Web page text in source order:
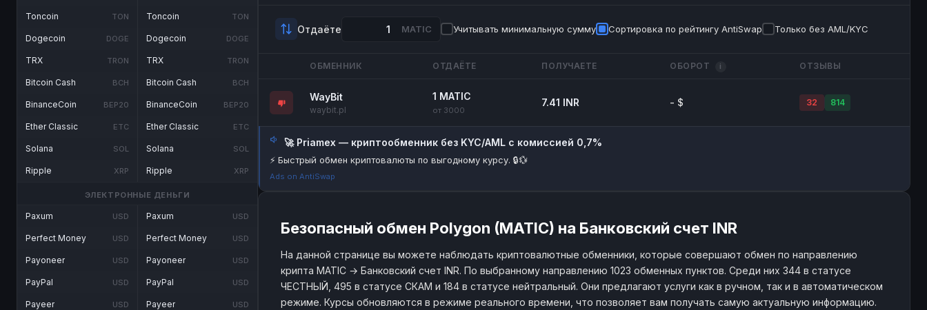
Toncoin TON
Dogecoin DOGE
TRX TRON
Bitcoin Cash BCH
BinanceCoin BEP20
Ether Classic ETC
Solana SOL
Ripple XRP
Toncoin TON
Dogecoin DOGE
TRX TRON
Bitcoin Cash BCH
BinanceCoin BEP20
Ether Classic ETC
Solana SOL
Ripple XRP
ЭЛЕКТРОННЫЕ ДЕНЬГИ
Paxum USD
Perfect Money USD
Payoneer USD
PayPal USD
Payeer USD
Paxum USD
Perfect Money USD
Payoneer USD
PayPal USD
Payeer USD
Отдаёте MATIC Учитывать минимальную сумму Сортировка по рейтингу AntiSwap Только без AML/KYC
ОБМЕННИК ОТДАЁТЕ ПОЛУЧАЕТЕ ОБОРОТ i ОТЗЫВЫ
WayBit
waybit.pl
1 MATIC
от 3000
7.41 INR - $ 32 814
🚀 Priamex — криптообменник без KYC/AML с комиссией 0,7%
⚡ Быстрый обмен криптовалюты по выгодному курсу. 🔒💱
Ads on AntiSwap
Безопасный обмен Polygon (MATIC) на Банковский счет INR
На данной странице вы можете наблюдать криптовалютные обменники, которые совершают обмен по направлению
крипта MATIC → Банковский счет INR. По выбранному направлению 1023 обменных пунктов. Среди них 344 в статусе
ЧЕСТНЫЙ, 495 в статусе СКАМ и 184 в статусе нейтральный. Они предлагают услуги как в ручном, так и в автоматическом
режиме. Курсы обновляются в режиме реального времени, что позволяет вам получать самую актуальную информацию.